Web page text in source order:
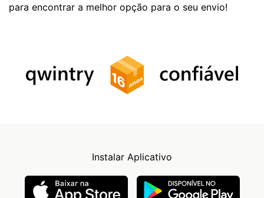
para encontrar a melhor opção para o seu envio!
Instalar Aplicativo